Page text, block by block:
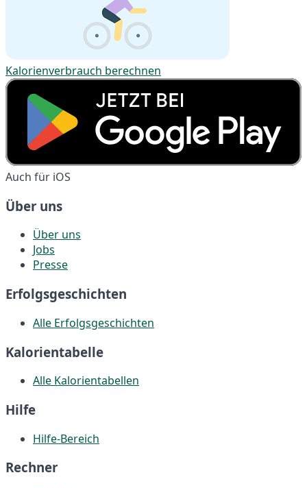
Kalorienverbrauch berechnen
Auch für iOS
Über uns
Über uns
Jobs
Presse
Erfolgsgeschichten
Alle Erfolgsgeschichten
Kalorientabelle
Alle Kalorientabellen
Hilfe
Hilfe-Bereich
Rechner